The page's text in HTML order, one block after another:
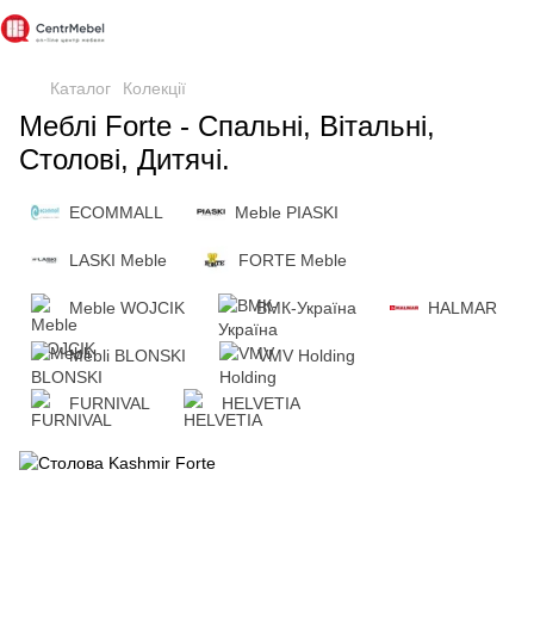
Каталог Колекції
Меблі Forte - Cпальні, Вітальні,
Столові, Дитячі.
ECOMMALL Meble PIASKI
LASKI Meble FORTE Meble
Meble WOJCIK ВМК-Україна HALMAR
Mebli BLONSKI VMV Holding
FURNIVAL HELVETIA